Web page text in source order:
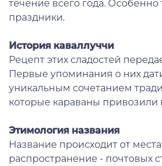
течение всего года.
праздники.
История каваллуччи
Рецепт этих сладостей
Первые упоминания о них
уникальным сочетанием
которые караваны привозили
Этимология названия
Название происходит от
распространение - почтовых